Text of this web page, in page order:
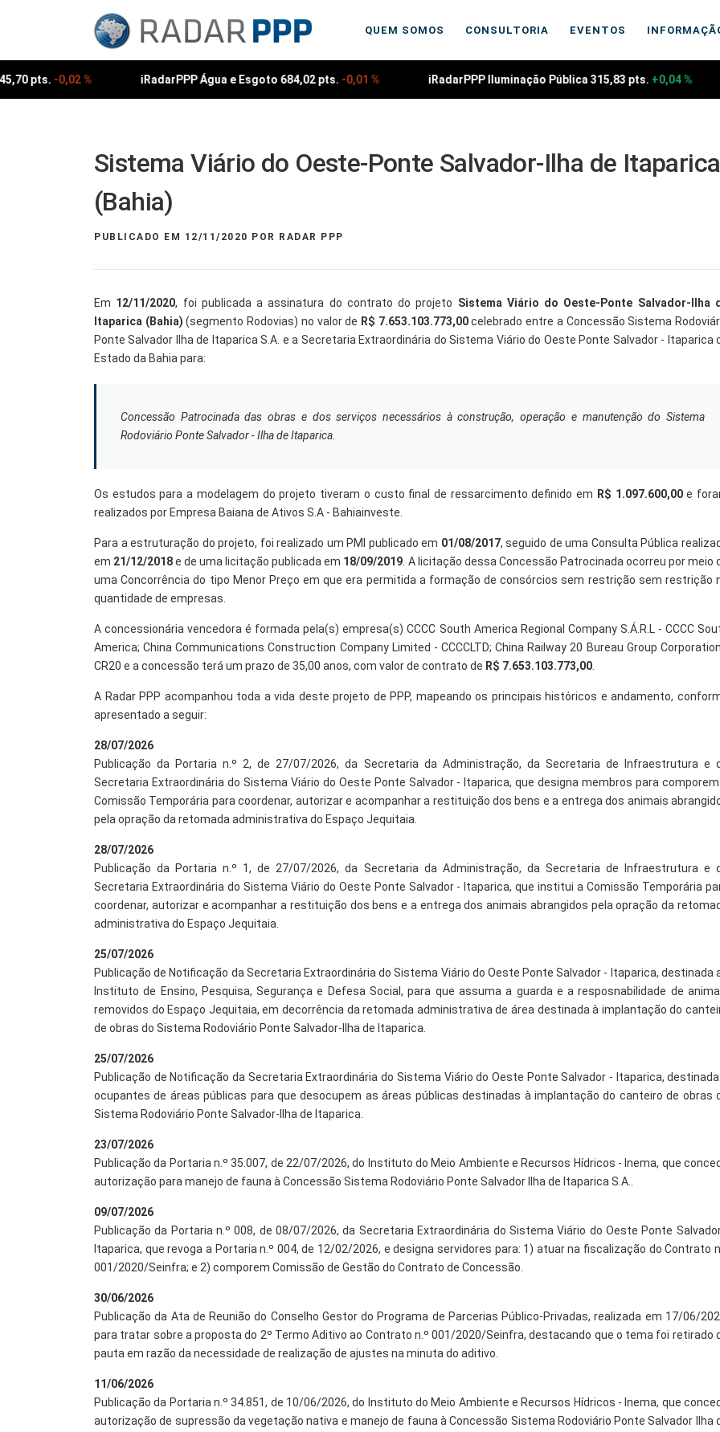
conteúdo
QUEM SOMOS CONSULTORIA EVENTOS
pts.-0,02 % iRadarPPP Água e Esgoto 684,02 pts.-0,01 % iRadarPPP Iluminação Pública 315,83 pts.+0,04 %
Sistema Viário do Oeste-Ponte Salvador-Ilha de Itaparica
(Bahia)
PUBLICADO EM 12/11/2020 POR RADAR PPP
Em 12/11/2020, foi publicada a assinatura do contrato do projeto Sistema Viário do Oeste-Ponte Salvador-Ilha
Itaparica (Bahia) (segmento Rodovias) no valor de R$ 7.653.103.773,00celebrado entre a Concessão Sistema
Ponte Salvador Ilha de Itaparica S.A. e a Secretaria Extraordinária do Sistema Viário do Oeste Ponte Salvador - Itaparica
Estado da Bahia para:
Concessão Patrocinada das obras e dos serviços necessários à construção, operação e manutenção do Sistema
Rodoviário Ponte Salvador - Ilha de Itaparica.
Os estudos para a modelagem do projeto tiveram o custo final de ressarcimento definido em R$ 1.097.600,00e
realizados por Empresa Baiana de Ativos S.A - Bahiainveste.
Para a estruturação do projeto, foi realizado um PMI publicado em 01/08/2017, seguido de uma Consulta Pública
em 21/12/2018e de uma licitação publicada em 18/09/2019 . A licitação dessa Concessão Patrocinada ocorreu por meio
uma Concorrência do tipo Menor Preço em que era permitida a formação de consórcios sem restrição sem restrição
quantidade de empresas.
A concessionária vencedora é formada pela(s) empresa(s) CCCC South America Regional Company S.Á.R.L - CCCC
America; China Communications Construction Company Limited - CCCCLTD; China Railway 20 Bureau Group
CR20 e a concessão terá um prazo de 35,00 anos, com valor de contrato de R$ 7.653.103.773,00
A Radar PPP acompanhou toda a vida deste projeto de PPP, mapeando os principais históricos e andamento,
apresentado a seguir:
28/07/2026
Publicação da Portaria n.º 2, de 27/07/2026, da Secretaria da Administração, da Secretaria de Infraestrutura e
Secretaria Extraordinária do Sistema Viário do Oeste Ponte Salvador - Itaparica, que designa membros para
Comissão Temporária para coordenar, autorizar e acompanhar a restituição dos bens e a entrega dos animais
pela opração da retomada administrativa do Espaço Jequitaia.
28/07/2026
Publicação da Portaria n.º 1, de 27/07/2026, da Secretaria da Administração, da Secretaria de Infraestrutura e
Secretaria Extraordinária do Sistema Viário do Oeste Ponte Salvador - Itaparica, que institui a Comissão Temporária
coordenar, autorizar e acompanhar a restituição dos bens e a entrega dos animais abrangidos pela opração da
administrativa do Espaço Jequitaia.
25/07/2026
Publicação de Notificação da Secretaria Extraordinária do Sistema Viário do Oeste Ponte Salvador - Itaparica, destinada
Instituto de Ensino, Pesquisa, Segurança e Defesa Social, para que assuma a guarda e a resposnabilidade de
removidos do Espaço Jequitaia, em decorrência da retomada administrativa de área destinada à implantação do
de obras do Sistema Rodoviário Ponte Salvador-Ilha de Itaparica.
25/07/2026
Publicação de Notificação da Secretaria Extraordinária do Sistema Viário do Oeste Ponte Salvador - Itaparica,
ocupantes de áreas públicas para que desocupem as áreas públicas destinadas à implantação do canteiro de obras
Sistema Rodoviário Ponte Salvador-Ilha de Itaparica.
23/07/2026
Publicação da Portaria n.º 35.007, de 22/07/2026, do Instituto do Meio Ambiente e Recursos Hídricos - Inema, que
autorização para manejo de fauna à Concessão Sistema Rodoviário Ponte Salvador Ilha de Itaparica S.A..
09/07/2026
Publicação da Portaria n.º 008, de 08/07/2026, da Secretaria Extraordinária do Sistema Viário do Oeste Ponte
Itaparica, que revoga a Portaria n.º 004, de 12/02/2026, e designa servidores para: 1) atuar na fiscalização do Contrato
001/2020/Seinfra; e 2) comporem Comissão de Gestão do Contrato de Concessão.
30/06/2026
Publicação da Ata de Reunião do Conselho Gestor do Programa de Parcerias Público-Privadas, realizada em 17/06/
para tratar sobre a proposta do 2º Termo Aditivo ao Contrato n.º 001/2020/Seinfra, destacando que o tema foi retirado
pauta em razão da necessidade de realização de ajustes na minuta do aditivo.
11/06/2026
Publicação da Portaria n.º 34.851, de 10/06/2026, do Instituto do Meio Ambiente e Recursos Hídricos - Inema, que
autorização de supressão da vegetação nativa e manejo de fauna à Concessão Sistema Rodoviário Ponte Salvador Ilha